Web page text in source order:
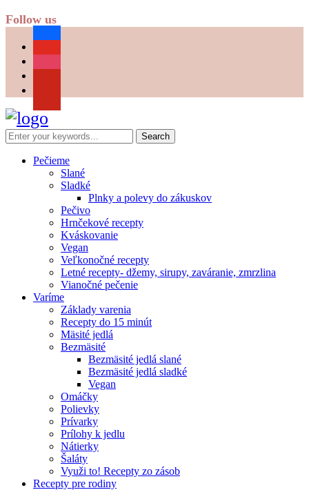
Follow us
Pečieme
Slané
Sladké
Plnky a polevy do zákuskov
Pečivo
Hrnčekové recepty
Kváskovanie
Vegan
Veľkonočné recepty
Letné recepty- džemy, sirupy, zaváranie, zmrzlina
Vianočné pečenie
Varíme
Základy varenia
Recepty do 15 minút
Mäsité jedlá
Bezmäsité
Bezmäsité jedlá slané
Bezmäsité jedlá sladké
Vegan
Omáčky
Polievky
Prívarky
Prílohy k jedlu
Nátierky
Šaláty
Využi to! Recepty zo zásob
Recepty pre rodiny